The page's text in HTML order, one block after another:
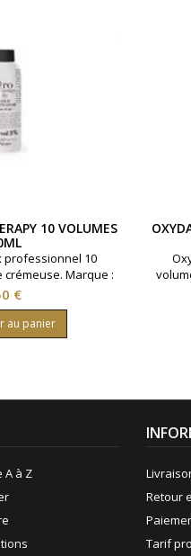
10 VOLUMES
professionnel 10
crémeuse. Marque :
: 150 ml.
€
au panier
A à Z
Retour
Tarif